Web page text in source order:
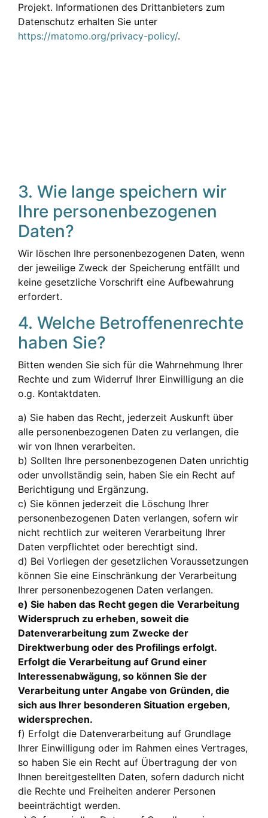
Projekt. Informationen des Drittanbieters zum
Datenschutz erhalten Sie unter
https://matomo.org/privacy-policy/.
3. Wie lange speichern wir
Ihre personenbezogenen
Daten?
Wir löschen Ihre personenbezogenen Daten, wenn
der jeweilige Zweck der Speicherung entfällt und
keine gesetzliche Vorschrift eine Aufbewahrung
erfordert.
4. Welche Betroffenenrechte
haben Sie?
Bitten wenden Sie sich für die Wahrnehmung Ihrer
Rechte und zum Widerruf Ihrer Einwilligung an die
o.g. Kontaktdaten.
a) Sie haben das Recht, jederzeit Auskunft über
alle personenbezogenen Daten zu verlangen, die
wir von Ihnen verarbeiten.
b) Sollten Ihre personenbezogenen Daten unrichtig
oder unvollständig sein, haben Sie ein Recht auf
Berichtigung und Ergänzung.
c) Sie können jederzeit die Löschung Ihrer
personenbezogenen Daten verlangen, sofern wir
nicht rechtlich zur weiteren Verarbeitung Ihrer
Daten verpflichtet oder berechtigt sind.
d) Bei Vorliegen der gesetzlichen Voraussetzungen
können Sie eine Einschränkung der Verarbeitung
Ihrer personenbezogenen Daten verlangen.
e) Sie haben das Recht gegen die Verarbeitung
Widerspruch zu erheben, soweit die
Datenverarbeitung zum Zwecke der
Direktwerbung oder des Profilings erfolgt.
Erfolgt die Verarbeitung auf Grund einer
Interessenabwägung, so können Sie der
Verarbeitung unter Angabe von Gründen, die
sich aus Ihrer besonderen Situation ergeben,
widersprechen.
f) Erfolgt die Datenverarbeitung auf Grundlage
Ihrer Einwilligung oder im Rahmen eines Vertrages,
so haben Sie ein Recht auf Übertragung der von
Ihnen bereitgestellten Daten, sofern dadurch nicht
die Rechte und Freiheiten anderer Personen
beeinträchtigt werden.